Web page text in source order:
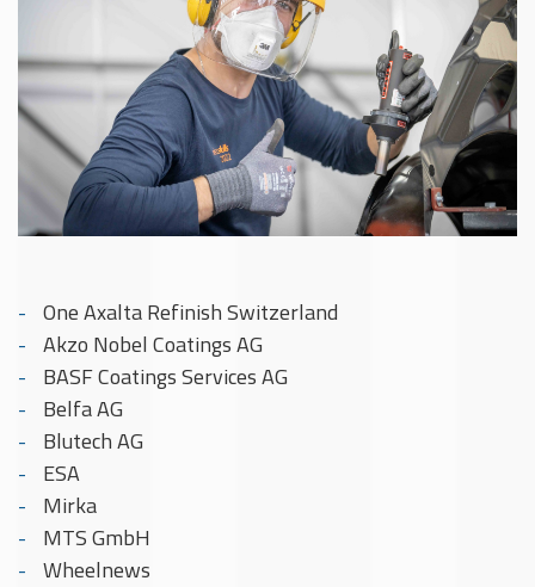
One Axalta Refinish Switzerland
Akzo Nobel Coatings AG
BASF Coatings Services AG
Belfa AG
Blutech AG
ESA
Mirka
MTS GmbH
Wheelnews